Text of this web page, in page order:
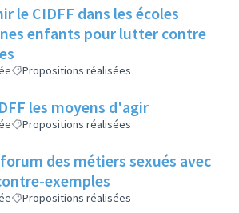
le CIDFF dans les écoles
enfants pour lutter contre
Propositions réalisées
les moyens d'agir
Propositions réalisées
des métiers sexués avec
exemples
Propositions réalisées